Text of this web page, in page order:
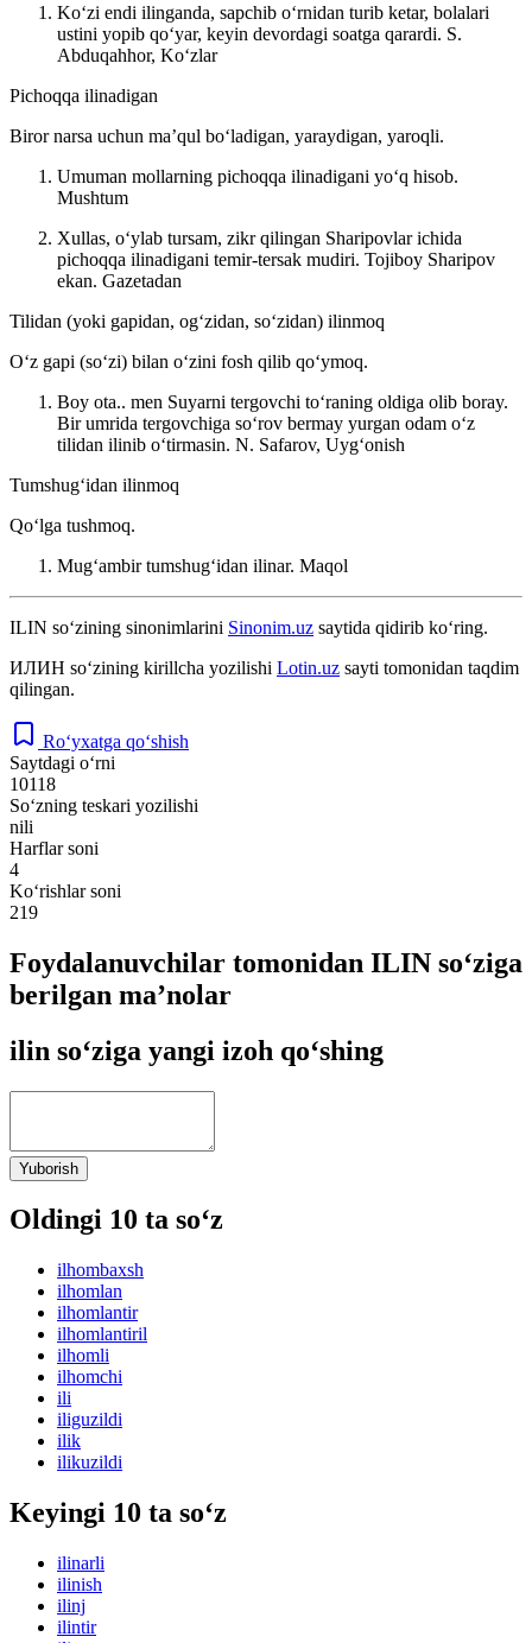
Koʻzi endi ilinganda, sapchib oʻrnidan turib ketar, bolalari
ustini yopib qoʻyar, keyin devordagi soatga qarardi. S.
Abduqahhor, Koʻzlar
Pichoqqa ilinadigan
Biror narsa uchun maʼqul boʻladigan, yaraydigan, yaroqli.
Umuman mollarning pichoqqa ilinadigani yoʻq hisob.
Mushtum
Xullas, oʻylab tursam, zikr qilingan Sharipovlar ichida
pichoqqa ilinadigani temir-tersak mudiri. Tojiboy Sharipov
ekan. Gazetadan
Tilidan (yoki gapidan, ogʻzidan, soʻzidan) ilinmoq
Oʻz gapi (soʻzi) bilan oʻzini fosh qilib qoʻymoq.
Boy ota.. men Suyarni tergovchi toʻraning oldiga olib boray.
Bir umrida tergovchiga soʻrov bermay yurgan odam oʻz
tilidan ilinib oʻtirmasin. N. Safarov, Uygʻonish
Tumshugʻidan ilinmoq
Qoʻlga tushmoq.
Mugʻambir tumshugʻidan ilinar. Maqol
ILIN so‘zining sinonimlarini Sinonim.uz saytida qidirib ko‘ring.
ИЛИН so‘zining kirillcha yozilishi Lotin.uz sayti tomonidan taqdim
qilingan.
Ro‘yxatga qo‘shish
Saytdagi o‘rni
10118
So‘zning teskari yozilishi
nili
Harflar soni
4
Ko‘rishlar soni
219
Foydalanuvchilar tomonidan ILIN so‘ziga
berilgan ma’nolar
ilin so‘ziga yangi izoh qo‘shing
Yuborish
Oldingi 10 ta so‘z
ilhombaxsh
ilhomlan
ilhomlantir
ilhomlantiril
ilhomli
ilhomchi
ili
iliguzildi
ilik
ilikuzildi
Keyingi 10 ta so‘z
ilinarli
ilinish
ilinj
ilintir